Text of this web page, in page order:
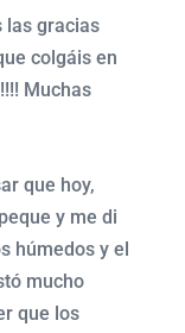
las gracias
colgáis en
Muchas
que hoy,
y me di
húmedos y el
mucho
que los